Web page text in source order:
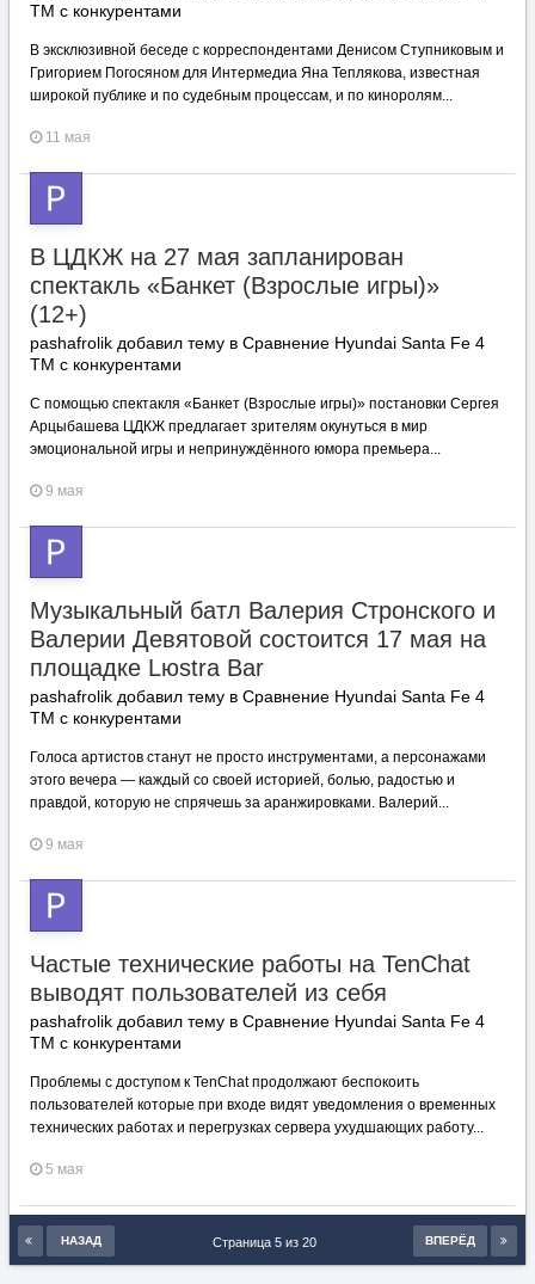
TM с конкурентами
В эксклюзивной беседе с корреспондентами Денисом Ступниковым и
Григорием Погосяном для Интермедиа Яна Теплякова, известная
широкой публике и по судебным процессам, и по киноролям...
11 мая
В ЦДКЖ на 27 мая запланирован
спектакль «Банкет (Взрослые игры)»
(12+)
pashafrolik добавил тему в Сравнение Hyundai Santa Fe 4
TM с конкурентами
С помощью спектакля «Банкет (Взрослые игры)» постановки Сергея
Арцыбашева ЦДКЖ предлагает зрителям окунуться в мир
эмоциональной игры и непринуждённого юмора премьера...
9 мая
Музыкальный батл Валерия Стронского и
Валерии Девятовой состоится 17 мая на
площадке Lюstra Bar
pashafrolik добавил тему в Сравнение Hyundai Santa Fe 4
TM с конкурентами
Голоса артистов станут не просто инструментами, а персонажами
этого вечера — каждый со своей историей, болью, радостью и
правдой, которую не спрячешь за аранжировками. Валерий...
9 мая
Частые технические работы на TenChat
выводят пользователей из себя
pashafrolik добавил тему в Сравнение Hyundai Santa Fe 4
TM с конкурентами
Проблемы с доступом к TenChat продолжают беспокоить
пользователей которые при входе видят уведомления о временных
технических работах и перегрузках сервера ухудшающих работу...
5 мая
НАЗАД ВПЕРЁД
Страница 5 из 20